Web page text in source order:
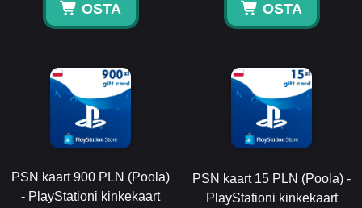
OSTA OSTA
PSN kaart 900 PLN (Poola)
- PlayStationi kinkekaart
PSN kaart 15 PLN (Poola) -
PlayStationi kinkekaart